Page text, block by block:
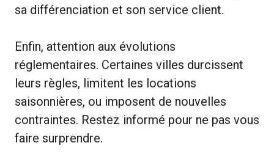
sa différenciation et son service client.
Enfin, attention aux évolutions
réglementaires. Certaines villes durcissent
leurs règles, limitent les locations
saisonnières, ou imposent de nouvelles
contraintes. Restez informé pour ne pas vous
faire surprendre.